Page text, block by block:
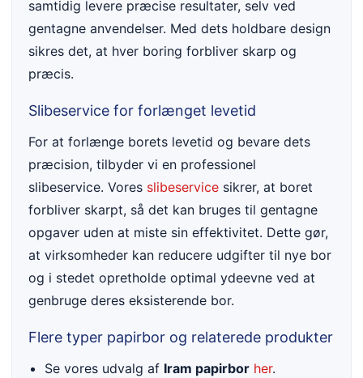
samtidig levere præcise resultater, selv ved
gentagne anvendelser. Med dets holdbare design
sikres det, at hver boring forbliver skarp og
præcis.
Slibeservice for forlænget levetid
For at forlænge borets levetid og bevare dets
præcision, tilbyder vi en professionel
slibeservice. Vores slibeservice sikrer, at boret
forbliver skarpt, så det kan bruges til gentagne
opgaver uden at miste sin effektivitet. Dette gør,
at virksomheder kan reducere udgifter til nye bor
og i stedet opretholde optimal ydeevne ved at
genbruge deres eksisterende bor.
Flere typer papirbor og relaterede produkter
Se vores udvalg af Iram papirbor her.